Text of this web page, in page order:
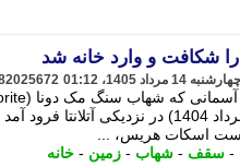
و وارد خانه شد
گرفته، 8 ژوئن 2025 (18 خرداد 1404) در
اسکات هریس، ...
- سقف - شهاب - زمین - خانه